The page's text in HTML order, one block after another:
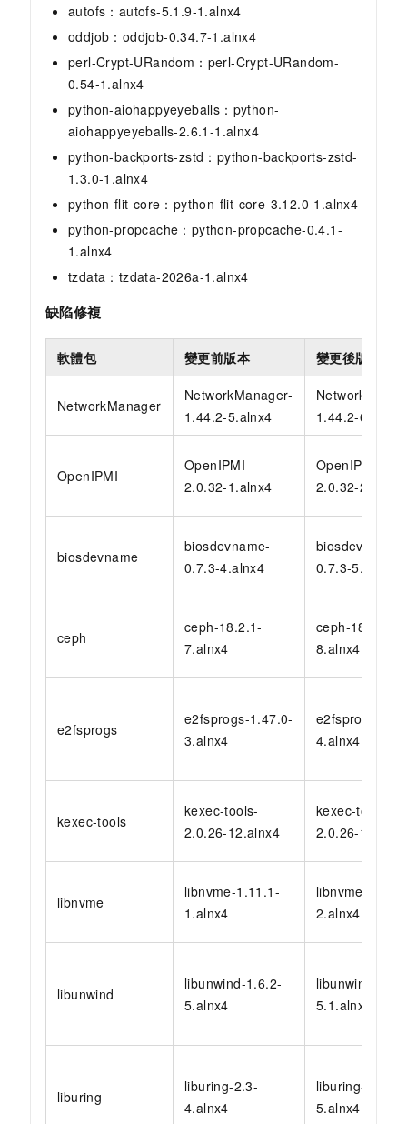
autofs：autofs-5.1.9-1.alnx4
oddjob：oddjob-0.34.7-1.alnx4
perl-Crypt-URandom：perl-Crypt-URandom-
0.54-1.alnx4
python-aiohappyeyeballs：python-
aiohappyeyeballs-2.6.1-1.alnx4
python-backports-zstd：python-backports-zstd-
1.3.0-1.alnx4
python-flit-core：python-flit-core-3.12.0-1.alnx4
python-propcache：python-propcache-0.4.1-
1.alnx4
tzdata：tzdata-2026a-1.alnx4
缺陷修複
軟體包 變更前版本 變更後版本
NetworkManager
NetworkManager-
1.44.2-5.alnx4
1.44.2-
OpenIPMI
OpenIPMI-
2.0.32-1.alnx4
OpenIPMI-
2.0.32-2.alnx4
biosdevname
biosdevname-
0.7.3-4.alnx4
biosdevname-
0.7.3-5.alnx4
ceph
ceph-18.2.1-
7.alnx4
ceph-18.2.1-
8.alnx4
e2fsprogs
e2fsprogs-1.47.0-
3.alnx4
e2fsprogs-
4.alnx4
kexec-tools
kexec-tools-
2.0.26-12.alnx4
kexec-tools-
2.0.26-
libnvme
libnvme-1.11.1-
1.alnx4
libnvme-
2.alnx4
libunwind
libunwind-1.6.2-
5.alnx4
libunwind-
5.1.alnx4
liburing
liburing-2.3-
4.alnx4
liburing-2.3-
5.alnx4